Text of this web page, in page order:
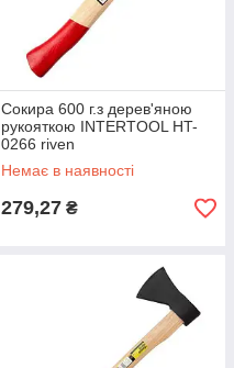
Сокира 600 г.з дерев'яною
рукояткою INTERTOOL HT-
0266 riven
Немає в наявності
279,27 ₴